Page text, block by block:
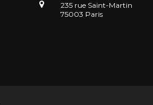
235 rue Saint-Martin
75003 Paris